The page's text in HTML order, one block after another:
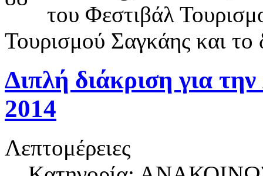
του Φεστιβάλ
Τουρισμού Σαγκάης και
Διπλή διάκριση για
2014
Λεπτομέρειες